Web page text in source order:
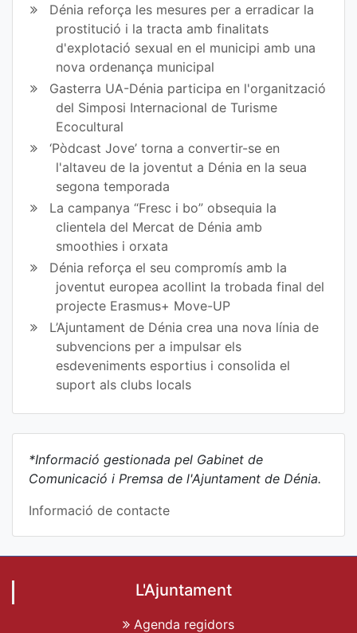
Dénia reforça les mesures per a erradicar la
prostitució i la tracta amb finalitats
d'explotació sexual en el municipi amb una
nova ordenança municipal
Gasterra UA-Dénia participa en l'organització
del Simposi Internacional de Turisme
Ecocultural
‘Pòdcast Jove’ torna a convertir-se en
l'altaveu de la joventut a Dénia en la seua
segona temporada
La campanya “Fresc i bo” obsequia la
clientela del Mercat de Dénia amb
smoothies i orxata
Dénia reforça el seu compromís amb la
joventut europea acollint la trobada final del
projecte Erasmus+ Move-UP
L’Ajuntament de Dénia crea una nova línia de
subvencions per a impulsar els
esdeveniments esportius i consolida el
suport als clubs locals
*Informació gestionada pel Gabinet de
Comunicació i Premsa de l'Ajuntament de Dénia.
Informació de contacte
L'Ajuntament
Agenda regidors